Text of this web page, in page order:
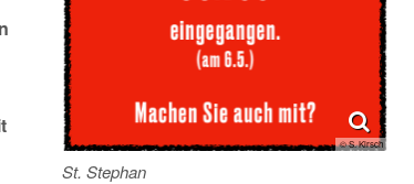
© S. Kirsch
St. Stephan